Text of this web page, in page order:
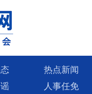
热点新闻
人事任免